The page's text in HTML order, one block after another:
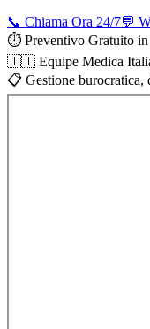
📞 Chiama Ora 24/7💬
⏱️ Preventivo Gratuito
🇮🇹 Equipe Medica
📋 Gestione burocratica,